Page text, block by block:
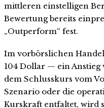
mittleren einstelligen
Bewertung bereits
„Outperform“ fest.
Im vorbörslichen
104 Dollar — ein Anstieg
dem Schlusskurs vom
Szenario oder die
Kurskraft entfaltet, wird